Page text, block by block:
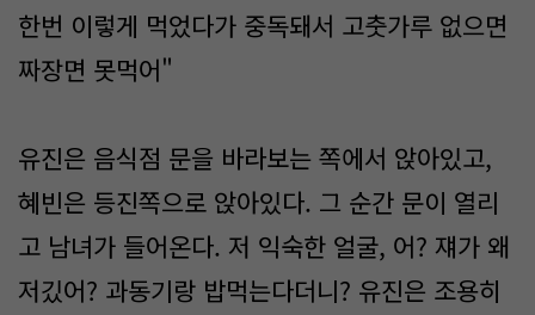
한번 이렇게 먹었다가 중독돼서 고춧가루 없으면
짜장면 못먹어"
유진은 음식점 문을 바라보는 쪽에서 앉아있고,
혜빈은 등진쪽으로 앉아있다. 그 순간 문이 열리
고 남녀가 들어온다. 저 익숙한 얼굴, 어? 쟤가 왜
저깄어? 과동기랑 밥먹는다더니? 유진은 조용히